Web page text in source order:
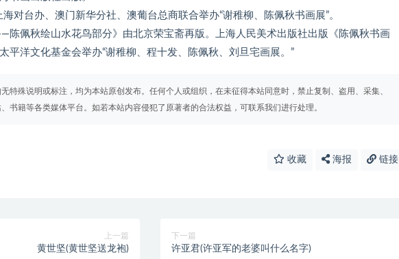
对台办、澳门新华分社、澳葡台总商联合举办“谢稚柳、陈佩秋书画展”。
陈佩秋绘山水花鸟部分》由北京荣宝斋再版。上海人民美术出版社出版《陈佩秋书画
平洋文化基金会举办“谢稚柳、程十发、陈佩秋、刘旦宅画展。”
特殊说明或标注，均为本站原创发布。任何个人或组织，在未征得本站同意时，禁止复制、盗用、采集、
书籍等各类媒体平台。如若本站内容侵犯了原著者的合法权益，可联系我们进行处理。
收藏 海报 链接
上一篇
黄世坚(黄世坚送龙袍)
下一篇
许亚君(许亚军的老婆叫什么名字)